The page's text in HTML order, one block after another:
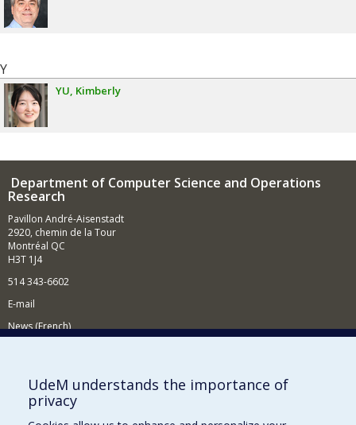
Y
YU Kimberly
Department of Computer Science and Operations
Research
Pavillon André-Aisenstadt
2920, chemin de la Tour
Montréal QC
H3T 1J4
514 343-6602
E-mail
News (French)
Supporting the Department
NEED HELP?
UdeM understands the importance of
privacy